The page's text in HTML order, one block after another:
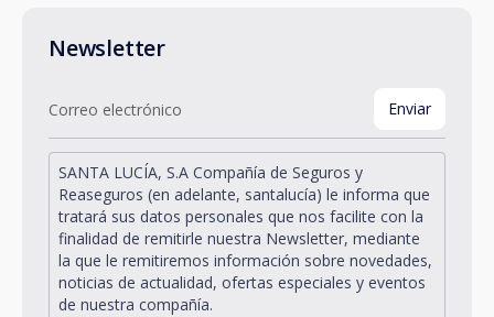
Newsletter
SANTA LUCÍA, S.A Compañía de Seguros y
Reaseguros (en adelante, santalucía) le informa que
tratará sus datos personales que nos facilite con la
finalidad de remitirle nuestra Newsletter, mediante
la que le remitiremos información sobre novedades,
noticias de actualidad, ofertas especiales y eventos
de nuestra compañía.